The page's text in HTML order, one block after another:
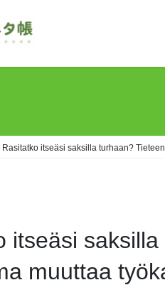
Rasitatko itseäsi saksilla turhaan?
itseäsi
muuttaa